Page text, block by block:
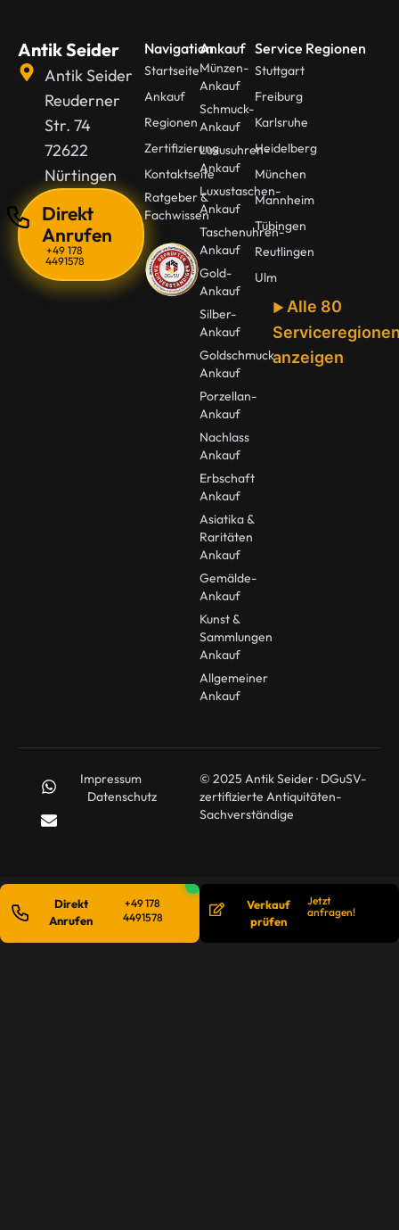
Antik Seider
Antik Seider
Reuderner
Str. 74
72622
Nürtingen
Direkt
Anrufen
+49 178
4491578
Navigation
Startseite
Ankauf
Regionen
Zertifizierung
Kontaktseite
Ratgeber &
Fachwissen
Ankauf
Münzen-
Ankauf
Schmuck-
Ankauf
Luxusuhren-
Ankauf
Luxustaschen-
Ankauf
Taschenuhren-
Ankauf
Gold-
Ankauf
Silber-
Ankauf
Goldschmuck
Ankauf
Porzellan-
Ankauf
Nachlass
Ankauf
Erbschaft
Ankauf
Asiatika &
Raritäten
Ankauf
Gemälde-
Ankauf
Kunst &
Sammlungen
Ankauf
Allgemeiner
Ankauf
Service Regionen
Stuttgart
Freiburg
Karlsruhe
Heidelberg
München
Mannheim
Tübingen
Reutlingen
Ulm
Alle 80
anzeigen
Impressum
Datenschutz
© 2025 Antik Seider · DGuSV-
zertifizierte Antiquitäten-
Sachverständige
Direkt
Anrufen
+49 178
4491578
Verkauf
prüfen
Jetzt
anfragen!